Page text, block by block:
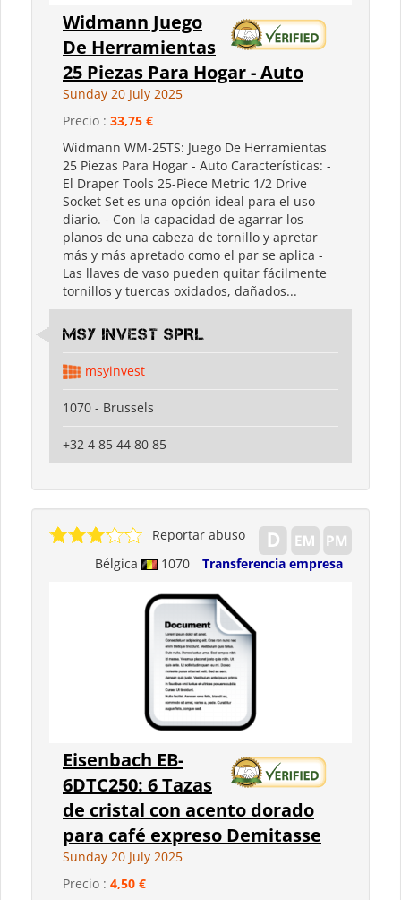
Widmann Juego
De Herramientas
25 Piezas Para Hogar - Auto
Sunday 20 July 2025
Precio : 33,75 €
Widmann WM-25TS: Juego De Herramientas
25 Piezas Para Hogar - Auto Características: -
El Draper Tools 25-Piece Metric 1/2 Drive
Socket Set es una opción ideal para el uso
diario. - Con la capacidad de agarrar los
planos de una cabeza de tornillo y apretar
más y más apretado como el par se aplica -
Las llaves de vaso pueden quitar fácilmente
tornillos y tuercas oxidados, dañados...
MSY INVEST SPRL
msyinvest
1070 - Brussels
+32 4 85 44 80 85
Bélgica 1070 Transferencia empresa
Reportar abuso
Eisenbach EB-
6DTC250: 6 Tazas
de cristal con acento dorado
para café expreso Demitasse
Sunday 20 July 2025
Precio : 4,50 €